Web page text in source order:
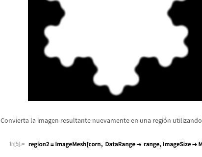
Convierta la imagen resultante nuevamente en una región utilizando
In[5]:=